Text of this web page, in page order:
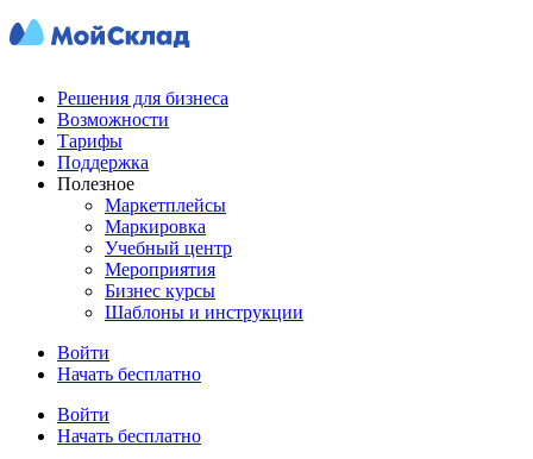
Решения для бизнеса
Возможности
Тарифы
Поддержка
Полезное
Маркетплейсы
Маркировка
Учебный центр
Мероприятия
Бизнес курсы
Шаблоны и инструкции
Войти
Начать бесплатно
Войти
Начать бесплатно